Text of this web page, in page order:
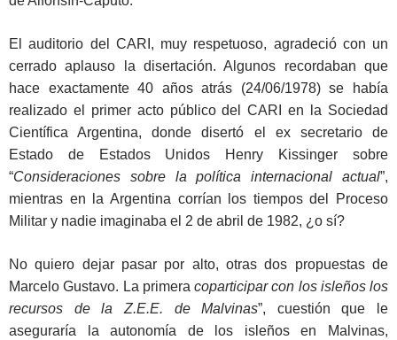
El auditorio del CARI, muy respetuoso, agradeció con un
cerrado aplauso la disertación. Algunos recordaban que
hace exactamente 40 años atrás (24/06/1978) se había
realizado el primer acto público del CARI en la Sociedad
Científica Argentina, donde disertó el ex secretario de
Estado de Estados Unidos Henry Kissinger sobre
“Consideraciones sobre la política internacional actual”,
mientras en la Argentina corrían los tiempos del Proceso
Militar y nadie imaginaba el 2 de abril de 1982, ¿o sí?
No quiero dejar pasar por alto, otras dos propuestas de
Marcelo Gustavo. La primera coparticipar con los isleños los
recursos de la Z.E.E. de Malvinas”, cuestión que le
aseguraría la autonomía de los isleños en Malvinas,